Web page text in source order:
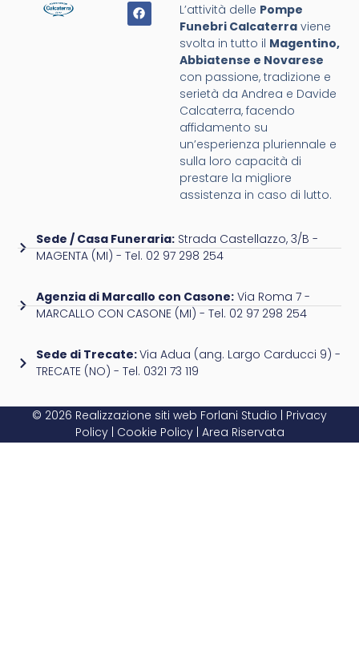
L’attività delle Pompe
Funebri Calcaterra viene
svolta in tutto il Magentino,
Abbiatense e Novarese
con passione, tradizione e
serietà da Andrea e Davide
Calcaterra, facendo
affidamento su
un’esperienza pluriennale e
sulla loro capacità di
prestare la migliore
assistenza in caso di lutto.
Sede / Casa Funeraria:Strada Castellazzo, 3/B -
MAGENTA (MI) - Tel. 02 97 298 254
Agenzia di Marcallo con Casone:Via Roma 7 -
MARCALLO CON CASONE (MI) - Tel. 02 97 298 254
Sede di Trecate:Via Adua (ang. Largo Carducci 9) -
TRECATE (NO) - Tel. 0321 73 119
© 2026 Realizzazione siti web Forlani Studio
Privacy
Policy| Cookie Policy| Area Riservata